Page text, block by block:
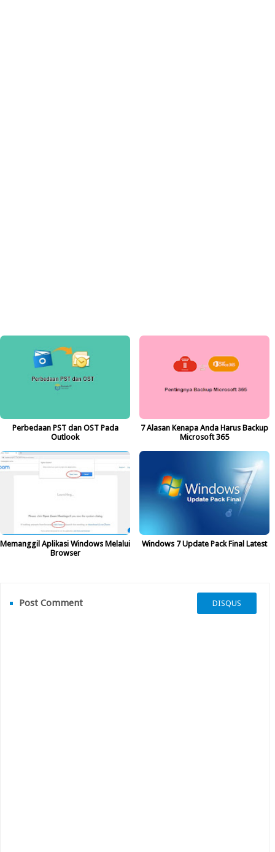
Perbedaan PST dan OST Pada
Outlook
7 Alasan Kenapa Anda Harus Backup
Microsoft 365
Memanggil Aplikasi Windows Melalui
Browser
Windows 7 Update Pack Final Latest
Post Comment DISQUS